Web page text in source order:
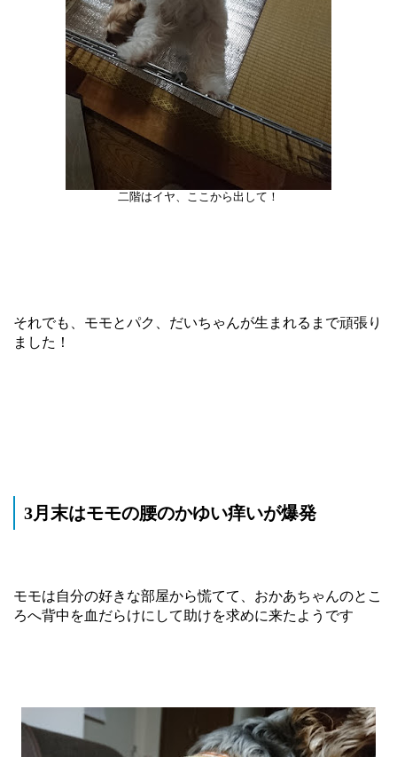
二階はイヤ、ここから出して！
それでも、モモとパク、だいちゃんが生まれるまで頑張り
ました！
3月末はモモの腰のかゆい痒いが爆発
モモは自分の好きな部屋から慌てて、おかあちゃんのとこ
ろへ背中を血だらけにして助けを求めに来たようです